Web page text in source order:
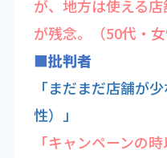
が、地方は使える
が残念。（50代・女
■批判者
「まだまだ店舗が
性）」
「キャンペーンの